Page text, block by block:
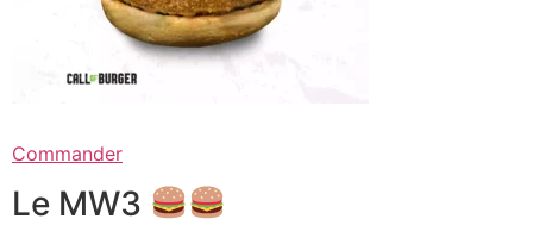
Commander
Le MW3